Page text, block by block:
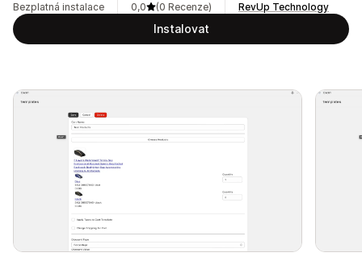
Bezplatná instalace
0,0
(0 Recenze)
RevUp Technology
Instalovat